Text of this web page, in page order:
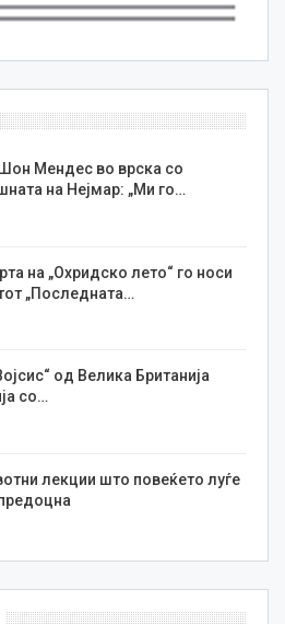
Мендес во врска со
на Нејмар: „Ми го…
на „Охридско лето“ го носи
„Последната…
од Велика Британија
со…
лекции што повеќето луѓе